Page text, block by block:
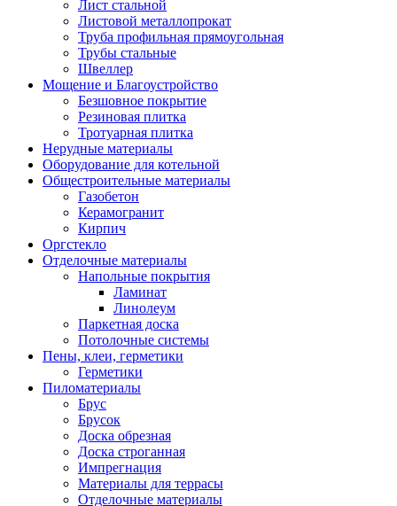
Лист стальной
Листовой металлопрокат
Труба профильная прямоугольная
Трубы стальные
Швеллер
Мощение и Благоустройство
Безшовное покрытие
Резиновая плитка
Тротуарная плитка
Нерудные материалы
Оборудование для котельной
Общестроительные материалы
Газобетон
Керамогранит
Кирпич
Оргстекло
Отделочные материалы
Напольные покрытия
Ламинат
Линолеум
Паркетная доска
Потолочные системы
Пены, клеи, герметики
Герметики
Пиломатериалы
Брус
Брусок
Доска обрезная
Доска строганная
Импрегнация
Материалы для террасы
Отделочные материалы